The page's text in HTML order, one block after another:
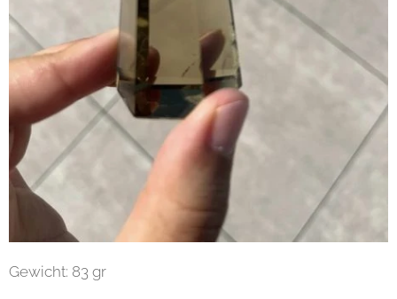
Gewicht: 83 gr